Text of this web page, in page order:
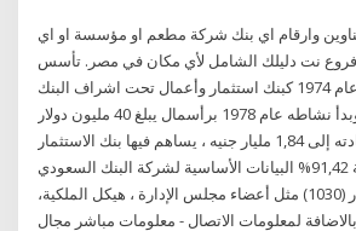
وارقام اي بنك شركة مطعم او مؤسسة او اي
نت دليلك الشامل لأي مكان في مصر. تأسس
بنك الاستثمار العربي عام 1974 كبنك استثمار وأعمال تحت اشراف البنك
المركزى المصرى ، وبدأ نشاطه عام 1978 برأسمال يبلغ 40 مليون دولار
أمريكى وتمت زيادته إلى 1,84 مليار جنيه ، يساهم فيها بنك الاستثمار
القومى بنسبة 91,42% البيانات الأساسية لشركة البنك السعودي
للاستثمار - الإستثمار (1030) مثل أعضاء مجلس الإدارة ، هيكل الملكية،
لمعلومات الاتصال - معلومات مباشر مجال